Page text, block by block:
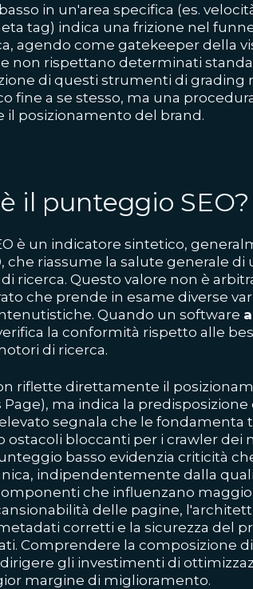
in un'area specifica (es.
tag) indica una frizione nel
agendo come gatekeeper della
non rispettano determinati
di questi strumenti di grading
fine a se stesso, ma una
il posizionamento del brand.
il punteggio SEO?
è un indicatore sintetico,
che riassume la salute generale
ricerca. Questo valore non è
che prende in esame diverse
Quando un software
la conformità rispetto alle
di ricerca.
riflette direttamente il
Page), ma indica la
segnala che le fondamenta
ostacoli bloccanti per i crawler dei
basso evidenzia criticità
indipendentemente dalla
che influenzano
delle pagine,
corretti e la sicurezza del
Comprendere la composizione
gli investimenti di
margine di miglioramento.